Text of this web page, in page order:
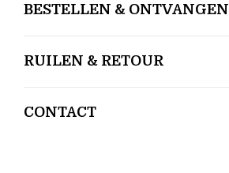
BESTELLEN & ONTVANGEN
RUILEN & RETOUR
CONTACT